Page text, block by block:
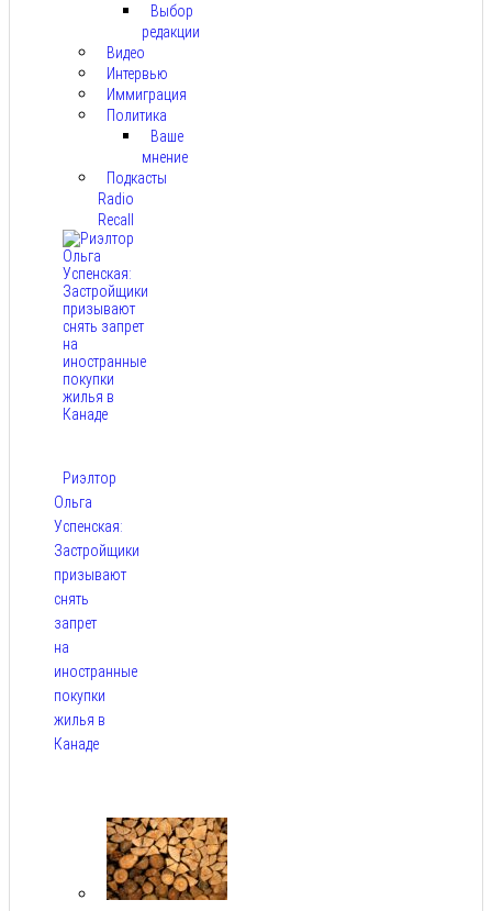
Выбор
редакции
Видео
Интервью
Иммиграция
Политика
Ваше
мнение
Подкасты
Radio
Recall
Риэлтор
Ольга
Успенская:
Застройщики
призывают
снять
запрет
на
иностранные
покупки
жилья в
Канаде